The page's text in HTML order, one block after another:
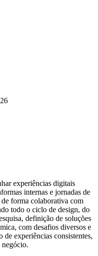
experiências digitais
internas e jornadas de
forma colaborativa com
todo o ciclo de design, do
definição de soluções
com desafios diversos e
de experiências consistentes,
negócio.